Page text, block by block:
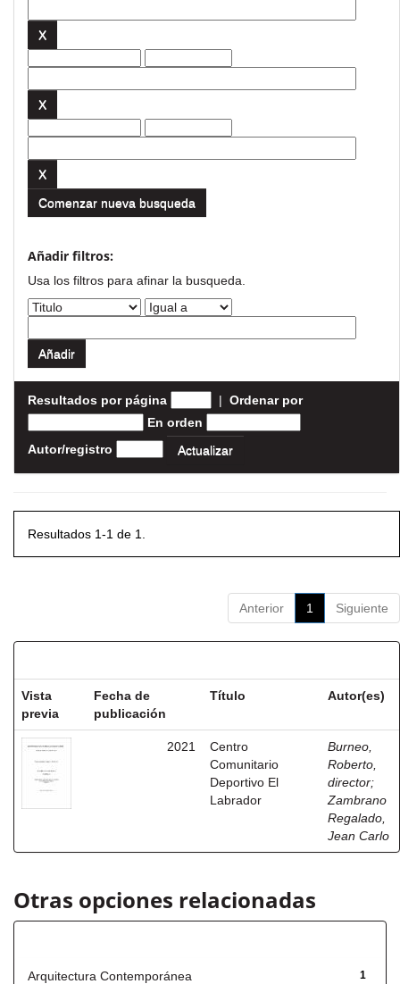
Comenzar nueva busqueda
Añadir filtros:
Usa los filtros para afinar la busqueda.
Resultados por página | Ordenar por
En orden
Autor/registro
Resultados 1-1 de 1.
Anterior 1 Siguiente
Vista
previa
Fecha de
publicación
Título Autor(es)
2021
Centro
Comunitario
Deportivo El
Labrador
Burneo,
Roberto,
director;
Zambrano
Regalado,
Jean Carlo
Otras opciones relacionadas
1
Arquitectura Contemporánea